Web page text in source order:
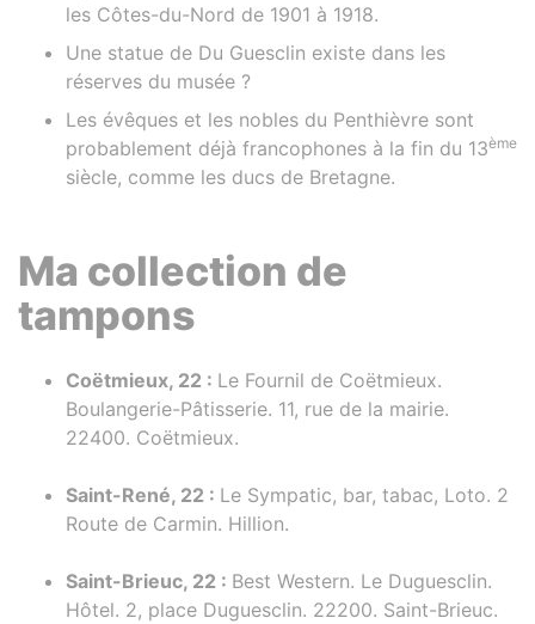
les Côtes-du-Nord de 1901 à 1918.
Une statue de Du Guesclin existe dans les
réserves du musée ?
Les évêques et les nobles du Penthièvre sont
probablement déjà francophones à la fin du 13ème
siècle, comme les ducs de Bretagne.
Ma collection de
tampons
Coëtmieux, 22 : Le Fournil de Coëtmieux.
Boulangerie-Pâtisserie. 11, rue de la mairie.
22400. Coëtmieux.
Saint-René, 22 : Le Sympatic, bar, tabac, Loto. 2
Route de Carmin. Hillion.
Saint-Brieuc, 22 : Best Western. Le Duguesclin.
Hôtel. 2, place Duguesclin. 22200. Saint-Brieuc.